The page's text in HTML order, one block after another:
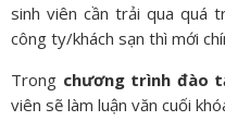
sinh viên cần trải qua quá
công ty/khách sạn thì mới
Trong chương trình đào
viên sẽ làm luận văn cuối